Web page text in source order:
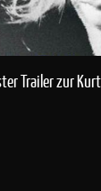
Trailer zur